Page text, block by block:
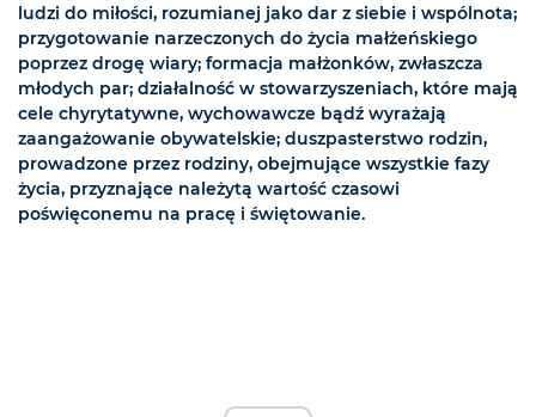
ludzi do miłości, rozumianej jako dar z siebie i wspólnota;
przygotowanie narzeczonych do życia małżeńskiego
poprzez drogę wiary; formacja małżonków, zwłaszcza
młodych par; działalność w stowarzyszeniach, które mają
cele chyrytatywne, wychowawcze bądź wyrażają
zaangażowanie obywatelskie; duszpasterstwo rodzin,
prowadzone przez rodziny, obejmujące wszystkie fazy
życia, przyznające należytą wartość czasowi
poświęconemu na pracę i świętowanie.